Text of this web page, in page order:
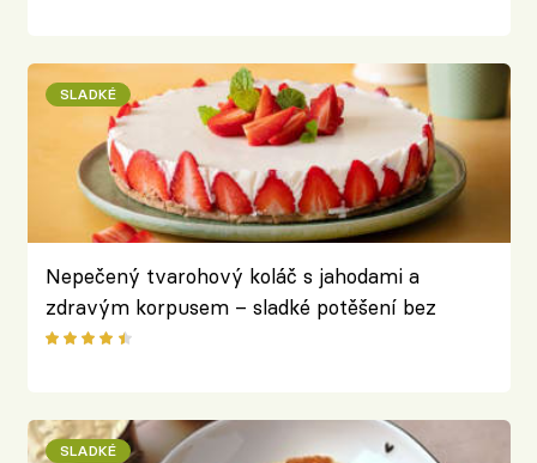
SLADKÉ
Nepečený tvarohový koláč s jahodami a
zdravým korpusem – sladké potěšení bez
výčitek
SLADKÉ